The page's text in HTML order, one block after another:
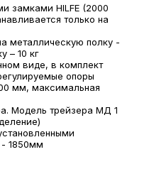
замками HILFE (2000
только на
металлическую полку -
– 10 кг
виде, в комплект
опоры
мм, максимальная
Модель трейзера МД 1
1850мм